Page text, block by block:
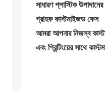
সাধারণ প্লাস্টিক
গ্রাহক কাস্টমাইজড কেস
আমরা আপনার নিজস্ব
এবং প্রিন্টিংয়ের সাথে